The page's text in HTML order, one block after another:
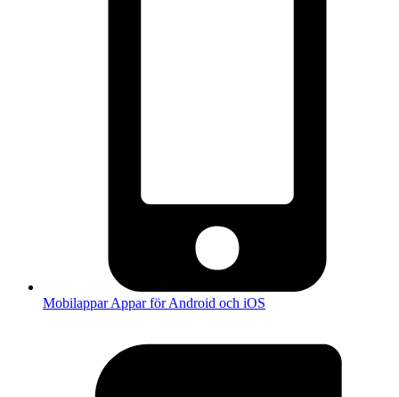
MobilapparAppar för Android och iOS